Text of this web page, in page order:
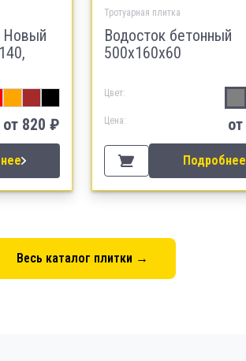
Новый
от 820 ₽
Тротуарная плитка
Водосток бетонный
500х160х60
Цвет:
Цена: от
Подробнее
Весь каталог плитки →